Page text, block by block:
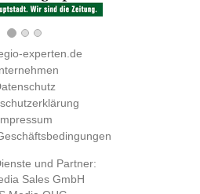
experten.de
und Partner:
Sales GmbH